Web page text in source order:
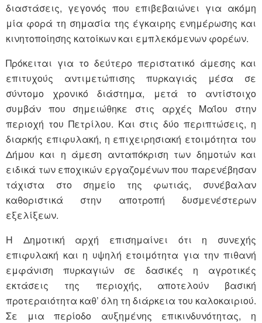
διαστάσεις, γεγονός που επιβεβαιώνει για ακόμη
μία φορά τη σημασία της έγκαιρης ενημέρωσης και
κινητοποίησης κατοίκων και εμπλεκόμενων φορέων.
Πρόκειται για το δεύτερο περιστατικό άμεσης και
επιτυχούς αντιμετώπισης πυρκαγιάς μέσα σε
σύντομο χρονικό διάστημα, μετά το αντίστοιχο
συμβάν που σημειώθηκε στις αρχές Μαΐου στην
περιοχή του Πετρίλου. Και στις δύο περιπτώσεις, η
διαρκής επιφυλακή, η επιχειρησιακή ετοιμότητα του
Δήμου και η άμεση ανταπόκριση των δημοτών και
ειδικά των εποχικών εργαζομένων που παρενέβησαν
τάχιστα στο σημείο της φωτιάς, συνέβαλαν
καθοριστικά στην αποτροπή δυσμενέστερων
εξελίξεων.
Η Δημοτική αρχή επισημαίνει ότι η συνεχής
επιφυλακή και η υψηλή ετοιμότητα για την πιθανή
εμφάνιση πυρκαγιών σε δασικές η αγροτικές
εκτάσεις της περιοχής, αποτελούν βασική
προτεραιότητα καθ’ όλη τη διάρκεια του καλοκαιριού.
Σε μια περίοδο αυξημένης επικινδυνότητας, η